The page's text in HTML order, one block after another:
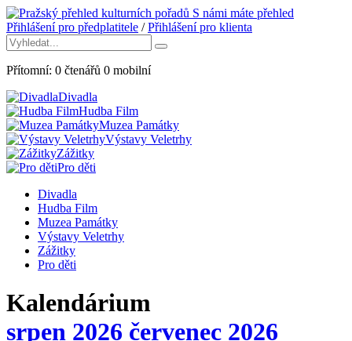
S námi máte přehled
Přihlášení pro předplatitele /Přihlášení pro klienta
Přítomní: 0 čtenářů 0 mobilní
Divadla
Hudba Film
Muzea Památky
Výstavy Veletrhy
Zážitky
Pro děti
Divadla
Hudba Film
Muzea Památky
Výstavy Veletrhy
Zážitky
Pro děti
Kalendárium
srpen 2026 červenec 2026